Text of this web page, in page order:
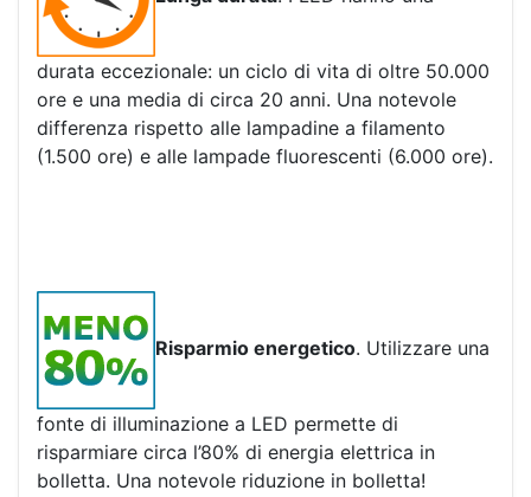
durata eccezionale: un ciclo di vita di oltre 50.000
ore e una media di circa 20 anni. Una notevole
differenza rispetto alle lampadine a filamento
(1.500 ore) e alle lampade fluorescenti (6.000 ore).
Risparmio energetico. Utilizzare una
fonte di illuminazione a LED permette di
risparmiare circa l’80% di energia elettrica in
bolletta. Una notevole riduzione in bolletta!